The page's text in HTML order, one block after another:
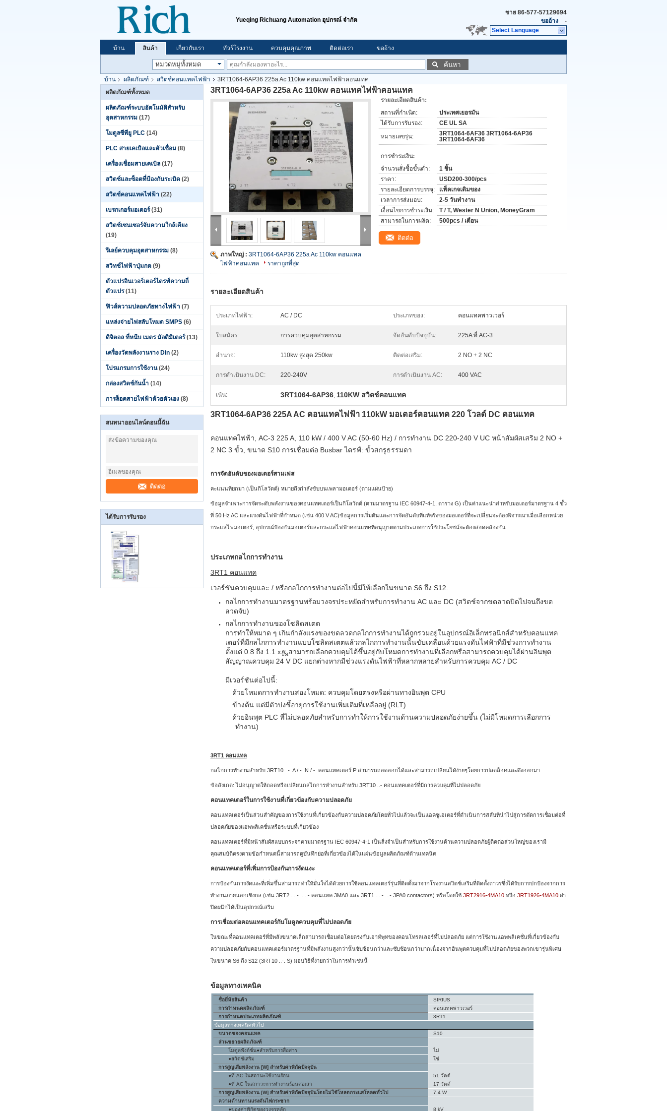
Yueqing Richuang Automation อุปกรณ์ จำกัด
ขาย 86-577-57129694
ขออ้าง
-
Select Language
บ้าน สินค้า เกี่ยวกับเรา ทัวร์โรงงาน ควบคุมคุณภาพ ติดต่อเรา ขออ้าง
ค้นหา
บ้าน ผลิตภัณฑ์ สวิตช์คอนแทคไฟฟ้า
3RT1064-6AP36 225a Ac 110kw คอนแทคไฟฟ้าคอนแทค
ผลิตภัณฑ์ทั้งหมด
ผลิตภัณฑ์ระบบอัตโนมัติสำหรับ
อุตสาหกรรม (17)
โมดูลซีพียู PLC (14)
PLC สายเคเบิลและตัวเชื่อม (8)
เครื่องเชื่อมสายเคเบิล (17)
สวิตช์และซ็อตที่ป้องกันระเบิด (2)
สวิตช์คอนแทคไฟฟ้า (22)
เบรกเกอร์มอเตอร์ (31)
สวิตช์เซนเซอร์จับความใกล้เคียง
(19)
รีเลย์ควบคุมอุตสาหกรรม (8)
สวิทช์ไฟฟ้าปุ่มกด (9)
ตัวแปรอินเวอร์เตอร์ไดรฟ์ความถี่
ตัวแปร (11)
ฟิวส์ความปลอดภัยทางไฟฟ้า (7)
แหล่งจ่ายไฟสลับโหมด SMPS (6)
ดิจิตอล ที่หนีบ เมตร มัลติมิเตอร์ (13)
เครื่องวัดพลังงานราง Din (2)
โปรแกรมการใช้งาน (24)
กล่องสวิตช์กันน้ำ (14)
การล็อคสายไฟฟ้าด้วยตัวเอง (8)
สนทนาออนไลน์ตอนนี้ฉัน
ติดต่อ
ได้รับการรับรอง
3RT1064-6AP36 225a Ac 110kw คอนแทคไฟฟ้าคอนแทค
ภาพใหญ่ : 3RT1064-6AP36 225a Ac 110kw คอนแทค
ไฟฟ้าคอนแทค
ราคาถูกที่สุด
รายละเอียดสินค้า:
สถานที่กำเนิด:
ประเทศเยอรมัน
ได้รับการรับรอง:
CE UL SA
หมายเลขรุ่น:
3RT1064-6AF36 3RT1064-6AP36
3RT1064-6AF36
การชำระเงิน:
จำนวนสั่งซื้อขั้นต่ำ:
1 ชิ้น
ราคา:
USD200-300/pcs
รายละเอียดการบรรจุ:
แพ็คเกจเดิมของ
เวลาการส่งมอบ:
2-5 วันทำงาน
เงื่อนไขการชำระเงิน:
T / T, Wester N Union, MoneyGram
สามารถในการผลิต:
500pcs / เดือน
ติดต่อ
รายละเอียดสินค้า
ประเภทไฟฟ้า: AC / DC ประเภทของ: คอนแทคพาวเวอร์
ใบสมัคร: การควบคุมอุตสาหกรรม จัดอันดับปัจจุบัน: 225A ที่ AC-3
อำนาจ: 110kw สูงสุด 250kw ติดต่อเสริม: 2 NO + 2 NC
การดำเนินงาน DC: 220-240V การดำเนินงาน AC: 400 VAC
เน้น: 3RT1064-6AP36, 110KW สวิตช์คอนแทค
3RT1064-6AP36 225A AC คอนแทคไฟฟ้า 110kW มอเตอร์คอนแทค 220 โวลต์ DC คอนแทค
คอนแทคไฟฟ้า, AC-3 225 A, 110 kW / 400 V AC (50-60 Hz) / การทำงาน DC 220-240 V UC หน้าสัมผัสเสริม 2 NO +
2 NC 3 ขั้ว, ขนาด S10 การเชื่อมต่อ Busbar ไดรฟ์: ขั้วสกรูธรรมดา
การจัดอันดับของมอเตอร์สามเฟส
คะแนนที่ยกมา (เป็นกิโลวัตต์) หมายถึงกำลังขับบนเพลามอเตอร์ (ตามแผ่นป้าย)
ข้อมูลจำเพาะการจัดระดับพลังงานของคอนแทคเตอร์เป็นกิโลวัตต์ (ตามมาตรฐาน IEC 60947-4-1, ตาราง G) เป็นค่าแนะนำสำหรับมอเตอร์มาตรฐาน 4 ขั้ว
ที่ 50 Hz AC และแรงดันไฟฟ้าที่กำหนด (เช่น 400 V AC)ข้อมูลการเริ่มต้นและการจัดอันดับที่แท้จริงของมอเตอร์ที่จะเปลี่ยนจะต้องพิจารณาเมื่อเลือกหน่วย
กระแสไฟมอเตอร์, อุปกรณ์ป้องกันมอเตอร์และกระแสไฟฟ้าคอนแทคที่อนุญาตตามประเภทการใช้ประโยชน์จะต้องสอดคล้องกัน
ประเภทกลไกการทำงาน
3RT1 คอนแทค
เวอร์ชันควบคุมและ / หรือกลไกการทำงานต่อไปนี้มีให้เลือกในขนาด S6 ถึง S12:
กลไกการทำงานมาตรฐานพร้อมวงจรประหยัดสำหรับการทำงาน AC และ DC (สวิตช์จากขดลวดปิดไปจนถึงขด
ลวดจับ)
กลไกการทำงานของโซลิดสเตต
การทำให้หมาด ๆ เกินกำลังแรงของขดลวดกลไกการทำงานได้ถูกรวมอยู่ในอุปกรณ์อิเล็กทรอนิกส์สำหรับคอนแทค
เตอร์ที่มีกลไกการทำงานแบบโซลิดสเตตแล้วกลไกการทำงานนั้นขับเคลื่อนด้วยแรงดันไฟฟ้าที่มีช่วงการทำงาน
ตั้งแต่ 0.8 ถึง 1.1 xยูsสามารถเลือกควบคุมได้ขึ้นอยู่กับโหมดการทำงานที่เลือกหรือสามารถควบคุมได้ผ่านอินพุต
สัญญาณควบคุม 24 V DC แยกต่างหากมีช่วงแรงดันไฟฟ้าที่หลากหลายสำหรับการควบคุม AC / DC
มีเวอร์ชันต่อไปนี้:
ด้วยโหมดการทำงานสองโหมด: ควบคุมโดยตรงหรือผ่านทางอินพุต CPU
ข้างต้น แต่มีตัวบ่งชี้อายุการใช้งานเพิ่มเติมที่เหลืออยู่ (RLT)
ด้วยอินพุต PLC ที่ไม่ปลอดภัยสำหรับการทำให้การใช้งานด้านความปลอดภัยง่ายขึ้น (ไม่มีโหมดการเลือกการ
ทำงาน)
3RT1 คอนแทค
กลไกการทำงานสำหรับ 3RT10 ..‑. A / -. N / -. คอนแทคเตอร์ P สามารถถอดออกได้และสามารถเปลี่ยนได้ง่ายๆโดยการปลดล็อคและดึงออกมา
ข้อสังเกต: ไม่อนุญาตให้ถอดหรือเปลี่ยนกลไกการทำงานสำหรับ 3RT10 ..‑ คอนแทคเตอร์ที่มีการควบคุมที่ไม่ปลอดภัย
คอนแทคเตอร์ในการใช้งานที่เกี่ยวข้องกับความปลอดภัย
คอนแทคเตอร์เป็นส่วนสำคัญของการใช้งานที่เกี่ยวข้องกับความปลอดภัยโดยทั่วไปแล้วจะเป็นแอคชูเอเตอร์ที่ดำเนินการสลับที่นำไปสู่การตัดการเชื่อมต่อที่
ปลอดภัยของแอพพลิเคชั่นหรือระบบที่เกี่ยวข้อง
คอนแทคเตอร์ที่มีหน้าสัมผัสแบบกระจกตามมาตรฐาน IEC 60947-4-1 เป็นสิ่งจำเป็นสำหรับการใช้งานด้านความปลอดภัยผู้ติดต่อส่วนใหญ่ของเรามี
คุณสมบัติตรงตามข้อกำหนดนี้สามารถดูบันทึกย่อที่เกี่ยวข้องได้ในแผ่นข้อมูลผลิตภัณฑ์ด้านเทคนิค
คอนแทคเตอร์ที่เพิ่มการป้องกันการงัดแงะ
การป้องกันการงัดแงะที่เพิ่มขึ้นสามารถทำให้มั่นใจได้ด้วยการใช้คอนแทคเตอร์รุ่นที่ติดตั้งมาจากโรงงานสวิตช์เสริมที่ติดตั้งถาวรซึ่งได้รับการปกป้องจากการ
ทำงานภายนอกเชิงกล (เช่น 3RT2 ... ‑ .....- คอนแทค 3MA0 และ 3RT1 ... ‑ ...- 3PA0 contactors) หรือโดยใช้ 3RT2916-4MA10 หรือ 3RT1926-4MA10 ฝา
ปิดผนึกได้เป็นอุปกรณ์เสริม
การเชื่อมต่อคอนแทคเตอร์กับโมดูลควบคุมที่ไม่ปลอดภัย
ในขณะที่คอนแทคเตอร์ที่มีพลังขนาดเล็กสามารถเชื่อมต่อโดยตรงกับเอาท์พุทของคอนโทรลเลอร์ที่ไม่ปลอดภัย แต่การใช้งานแอพพลิเคชั่นที่เกี่ยวข้องกับ
ความปลอดภัยกับคอนแทคเตอร์มาตรฐานที่มีพลังงานสูงกว่านั้นซับซ้อนกว่าและซับซ้อนกว่ามากเนื่องจากอินพุตควบคุมที่ไม่ปลอดภัยของพวกเขารุ่นพิเศษ
ในขนาด S6 ถึง S12 (3RT10 ..-. S) มอบวิธีที่ง่ายกว่าในการทำเช่นนี้
ข้อมูลทางเทคนิค
ชื่อยี่ห้อสินค้า
SIRIUS
การกำหนดผลิตภัณฑ์
คอนแทคพาวเวอร์
การกำหนดประเภทผลิตภัณฑ์
3RT1
ข้อมูลทางเทคนิคทั่วไป
ขนาดของคอนแทค
S10
ส่วนขยายผลิตภัณฑ์
โมดูลฟังก์ชั่น●สำหรับการสื่อสาร
ไม่
●สวิตช์เสริม
ใช่
การสูญเสียพลังงาน [W] สำหรับค่าพิกัดปัจจุบัน
●ที่ AC ในสถานะใช้งานร้อน
51 วัตต์
●ที่ AC ในสภาวะการทำงานร้อนต่อเสา
17 วัตต์
การสูญเสียพลังงาน [W] สำหรับค่าพิกัดปัจจุบันโดยไม่ใช้โหลดกระแสโหลดทั่วไป
7.4 W
ความต้านทานแรงดันไฟกระชาก
●ของค่าพิกัดของวงจรหลัก
8 kV